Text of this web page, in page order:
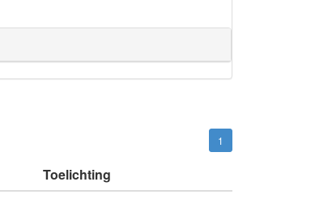
1
Toelichting